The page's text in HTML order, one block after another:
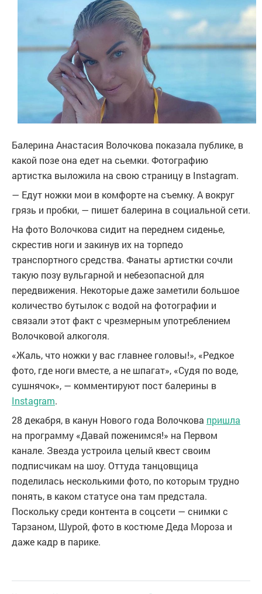
Балерина Анастасия Волочкова показала публике, в
какой позе она едет на сьемки. Фотографию
артистка выложила на свою страницу в Instagram.
— Едут ножки мои в комфорте на съемку. А вокруг
грязь и пробки, — пишет балерина в социальной сети.
На фото Волочкова сидит на переднем сиденье,
скрестив ноги и закинув их на торпедо
транспортного средства. Фанаты артистки сочли
такую позу вульгарной и небезопасной для
передвижения. Некоторые даже заметили большое
количество бутылок с водой на фотографии и
связали этот факт с чрезмерным употреблением
Волочковой алкоголя.
«Жаль, что ножки у вас главнее головы!», «Редкое
фото, где ноги вместе, а не шпагат», «Судя по воде,
сушнячок», — комментируют пост балерины в
Instagram.
28 декабря, в канун Нового года Волочкова пришла
на программу «Давай поженимся!» на Первом
канале. Звезда устроила целый квест своим
подписчикам на шоу. Оттуда танцовщица
поделилась несколькими фото, по которым трудно
понять, в каком статусе она там предстала.
Поскольку среди контента в соцсети — снимки с
Тарзаном, Шурой, фото в костюме Деда Мороза и
даже кадр в парике.